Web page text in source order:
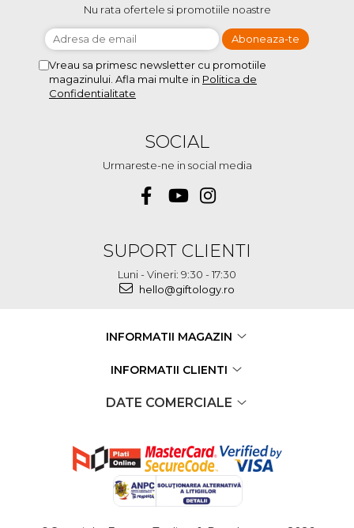
Nu rata ofertele si promotiile noastre
Vreau sa primesc newsletter cu promotiile
magazinului. Afla mai multe in Politica de
Confidentialitate
SOCIAL
Urmareste-ne in social media
SUPORT CLIENTI
Luni - Vineri: 9:30 - 17:30
hello@giftology.ro
INFORMATII MAGAZIN
INFORMATII CLIENTI
DATE COMERCIALE